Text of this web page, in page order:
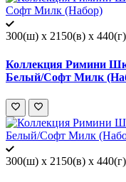
300(ш) x 2150(в) x 440(г)
Коллекция Римини
Белый/Софт Милк
300(ш) x 2150(в) x 440(г)